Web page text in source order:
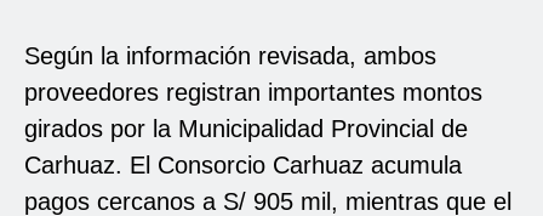
Según la información revisada, ambos
proveedores registran importantes montos
girados por la Municipalidad Provincial de
Carhuaz. El Consorcio Carhuaz acumula
pagos cercanos a S/ 905 mil, mientras que el